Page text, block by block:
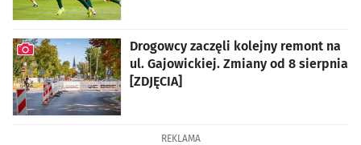
Drogowcy zaczęli kolejny remont na
ul. Gajowickiej. Zmiany od 8 sierpnia
[ZDJĘCIA]
REKLAMA